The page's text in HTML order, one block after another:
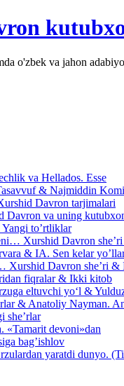
o'zbek va jahon
va Hellados. Esse
& Najmiddin
Davron tarjimalari
Davron va uning
to’rtliklar
Xurshid Davron she’ri
& IA. Sen kelar
Xurshid Davron she’ri &
fiqralar & Ikki kitob
eltuvchi yo‘l &
& Anatoliy Nayman.
she’rlar
«Tamarit devoni»dan
bag’ishlov
yaratdi dunyo.